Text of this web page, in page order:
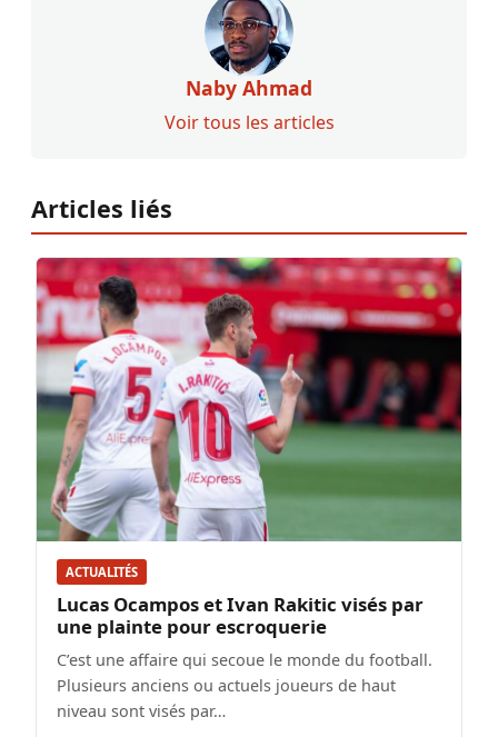
Naby Ahmad
Voir tous les articles
Articles liés
ACTUALITÉS
Lucas Ocampos et Ivan Rakitic visés par
une plainte pour escroquerie
C’est une affaire qui secoue le monde du football.
Plusieurs anciens ou actuels joueurs de haut
niveau sont visés par…